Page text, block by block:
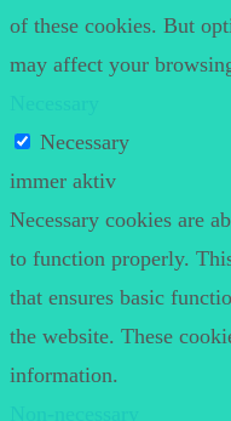
of these cookies. But
may affect your
Necessary
immer aktiv
Necessary cookies are
to function properly.
that ensures basic
the website. These
information.